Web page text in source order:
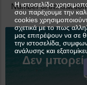
Number of
Δεν
Η ιστοσελίδα
σου παρέχουμε την
cookies
σχετικά με το πως
μας επιτρέψουν να σε
την ιστοσελίδα,
ανάλυσης και